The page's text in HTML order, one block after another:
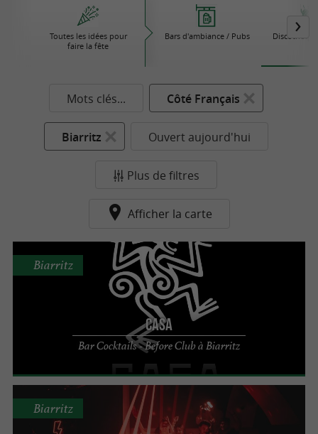
Toutes les idées pour
faire la fête
Bars d'ambiance / Pubs
Mots clés... Côté Français
Biarritz Ouvert aujourd'hui
Plus de filtres
Afficher la carte
Casa
Bar Cocktails - Before Club à Biarritz
Biarritz
Biarritz